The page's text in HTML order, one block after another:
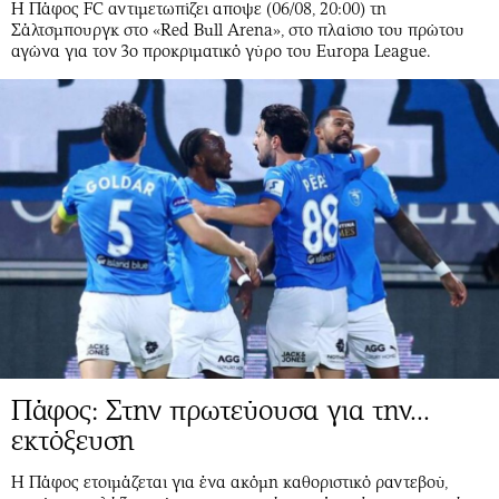
Αθλητισμός
Κύπρος
Ελλάδα
Κληρώσεις Allwyn
Οικονομική
Οικονομία
Real Estate
Επιχειρήσεις
Αγορές
Money Review
AstroBank Properties
Trends
Ενέργεια
Ναυτιλία
Geek
Νέα
Κινητά-tablets
Social
Αυτοκίνηση
Αφιερώματα
Πολιτική
Οικονομία
Γενικά
Αναδρομές
Πρόσωπα
Περιβάλλον
Good Life
Showbiz
Η Πάφος FC αντιμετωπίζει αποψε (06/08, 20:00) τη
Σάλτσμπουργκ στο «Red Bull Arena», στο πλαίσιο του πρώτου
αγώνα για τον 3ο προκριματικό γύρο του Europa League.
Πάφος: Στην πρωτεύουσα για την...
εκτόξευση
Η Πάφος ετοιμάζεται για ένα ακόμη καθοριστικό ραντεβού,